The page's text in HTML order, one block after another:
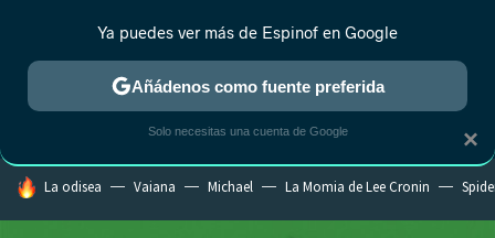
ESTRENOS REALITY ANIME RANKINGS CINE
HOY SE HABLA DE
La odisea Vaiana Michael La Momia de Lee Cronin
×
Ya puedes ver más de Espinof en Google
Añádenos como fuente preferida
Solo necesitas una cuenta de Google